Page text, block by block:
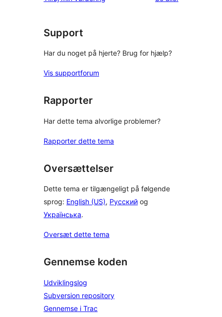
Support
Har du noget på hjerte? Brug for hjælp?
Vis supportforum
Rapporter
Har dette tema alvorlige problemer?
Rapporter dette tema
Oversættelser
Dette tema er tilgængeligt på følgende
sprog: English (US), Русский og
Українська.
Oversæt dette tema
Gennemse koden
Udviklingslog
Subversion repository
Gennemse i Trac